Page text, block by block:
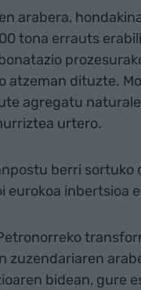
arabera,
tona errauts
atzeman dituzte.
agregatu
urtero.
berri sortuko
eurokoa inbertsioa
zuzendariaren
bidean, gure